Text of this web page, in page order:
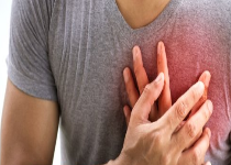
7
BAŞKANI İLKAY
ÇOCUK KATILIM
ANLAMLI